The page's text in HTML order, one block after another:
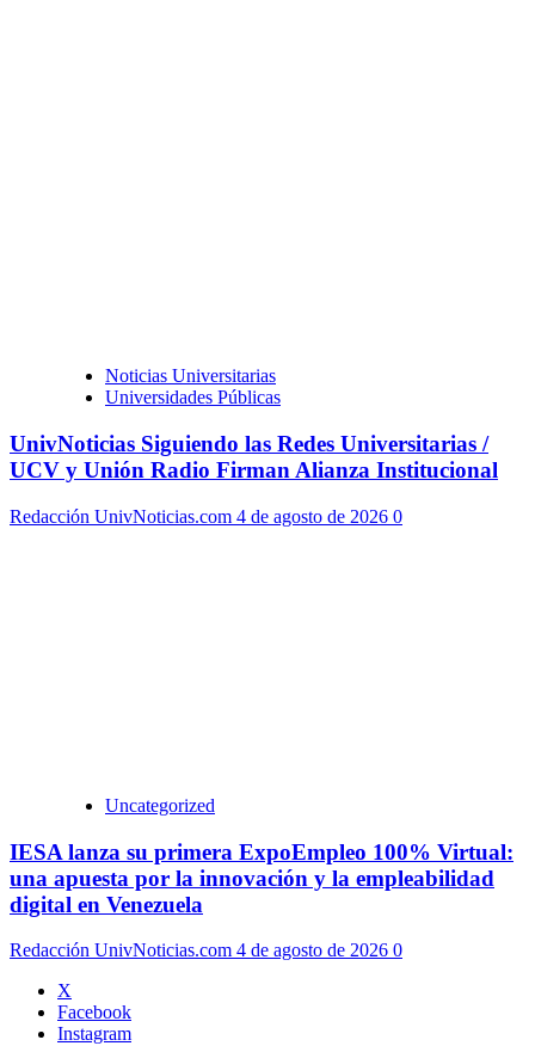
Noticias Universitarias
Universidades Públicas
UnivNoticias Siguiendo las Redes Universitarias /
UCV y Unión Radio Firman Alianza Institucional
Redacción UnivNoticias.com 4 de agosto de 2026 0
Uncategorized
IESA lanza su primera ExpoEmpleo 100% Virtual:
una apuesta por la innovación y la empleabilidad
digital en Venezuela
Redacción UnivNoticias.com 4 de agosto de 2026 0
X
Facebook
Instagram